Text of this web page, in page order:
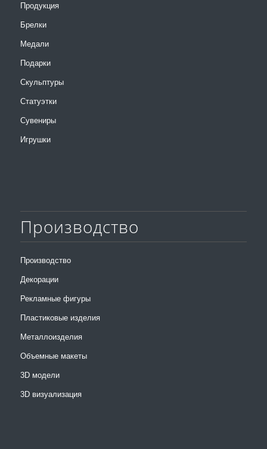
Продукция
Брелки
Медали
Подарки
Скульптуры
Статуэтки
Сувениры
Игрушки
Производство
Производство
Декорации
Рекламные фигуры
Пластиковые изделия
Металлоизделия
Объемные макеты
3D модели
3D визуализация